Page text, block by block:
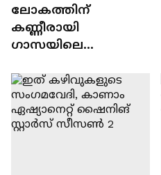
ലോകത്തിന്
കണ്ണീരായി
ഗാസയിലെ
കുഞ്ഞുങ്ങൾ